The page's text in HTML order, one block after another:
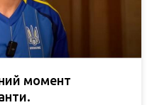
момент